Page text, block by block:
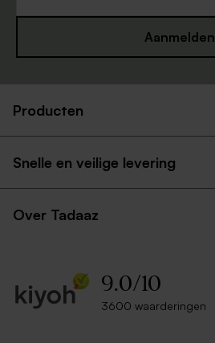
Aanmelden
Producten
Snelle en veilige levering
Over Tadaaz
9.0/10
3600 waarderingen